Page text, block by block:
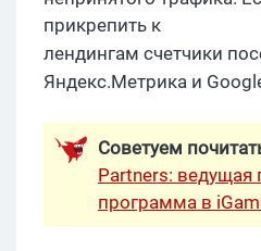
прикрепить к
лендингам счетчики
Яндекс.Метрика и
Советуем
Partners: ведущая
программа в